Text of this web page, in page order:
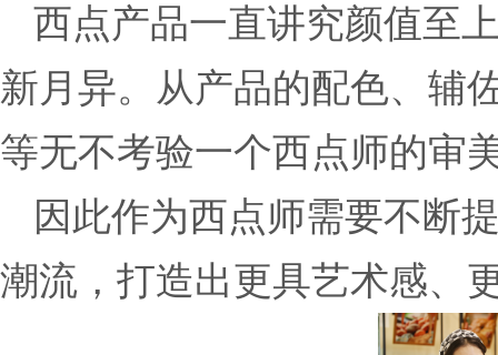
西点产品一直讲究颜值至
新月异。从产品的配色、辅
等无不考验一个西点师的审
因此作为西点师需要不断
潮流，打造出更具艺术感、